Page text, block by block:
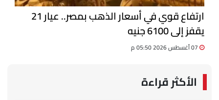
ارتفاع قوي في أسعار الذهب بمصر.. عيار 21
يقفز إلى 6100 جنيه
الأكثر قراءة